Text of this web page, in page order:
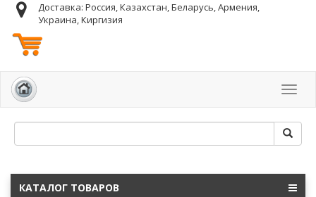
Доставка: Россия, Казахстан, Беларусь, Армения,
Украина, Киргизия
КАТАЛОГ ТОВАРОВ